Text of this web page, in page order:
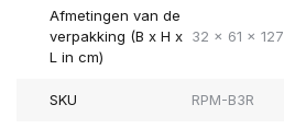
Afmetingen van de
verpakking (B x H x
L in cm)
32 x 61 x 127
SKU RPM-B3R